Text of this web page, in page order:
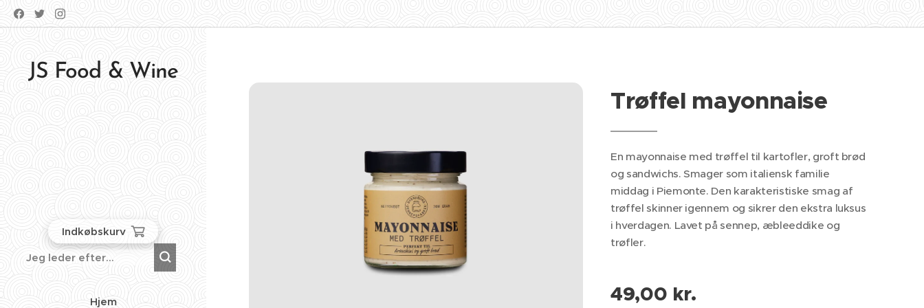
JS Food & Wine
Indkøbskurv
Hjem
Trøffel mayonnaise
En mayonnaise med trøffel til kartofler, groft brød
og sandwichs. Smager som italiensk familie
middag i Piemonte. Den karakteristiske smag af
trøffel skinner igennem og sikrer den ekstra luksus
i hverdagen. Lavet på sennep, æbleeddike og
trøfler.
49,00 kr.